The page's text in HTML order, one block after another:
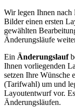
Wir legen Ihnen nach
Bilder einen ersten
gewählten
Änderungsläufe
Ein Änderungslauf
Ihnen vorliegenden
setzen Ihre Wünsche
(Tarifwahl) um und
Layoutentwurf vor.
Änderungsläufen.